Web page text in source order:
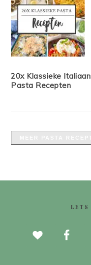
20x Klassieke
Pasta Recepten
LETS